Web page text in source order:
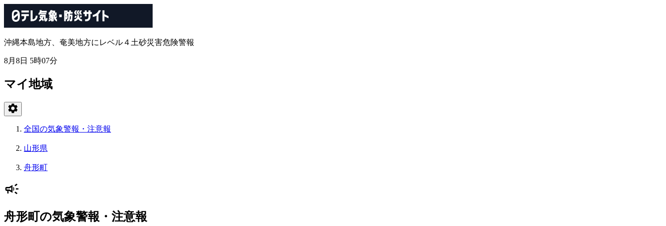
沖縄本島地方、奄美地方にレベル４土砂災害危険警報
8月8日 5時07分
マイ地域
全国の気象警報・注意報
山形県
舟形町
舟形町の気象警報・注意報